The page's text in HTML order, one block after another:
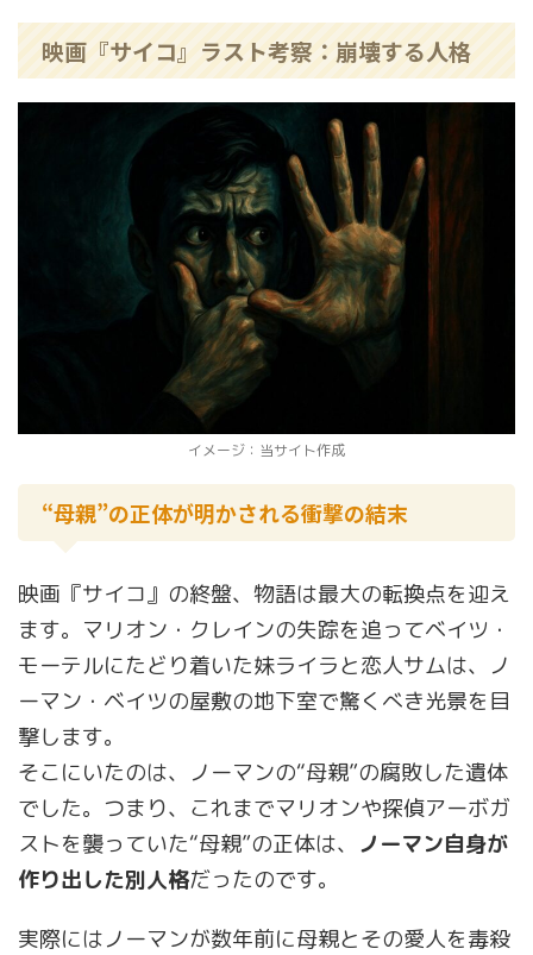
映画『サイコ』ラスト考察：崩壊する人格
イメージ：当サイト作成
“母親”の正体が明かされる衝撃の結末
映画『サイコ』の終盤、物語は最大の転換点を迎え
ます。マリオン・クレインの失踪を追ってベイツ・
モーテルにたどり着いた妹ライラと恋人サムは、ノ
ーマン・ベイツの屋敷の地下室で驚くべき光景を目
撃します。
そこにいたのは、ノーマンの“母親”の腐敗した遺体
でした。つまり、これまでマリオンや探偵アーボガ
ストを襲っていた“母親”の正体は、 ノーマン自身が
作り出した別人格だったのです。
実際にはノーマンが数年前に母親とその愛人を毒殺